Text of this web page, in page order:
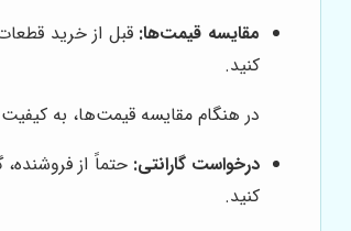
مقایسه قیمت‌ها: قبل از خرید
کنید.
در هنگام مقایسه قیمت‌ها، به
درخواست گارانتی: حتماً از
کنید.